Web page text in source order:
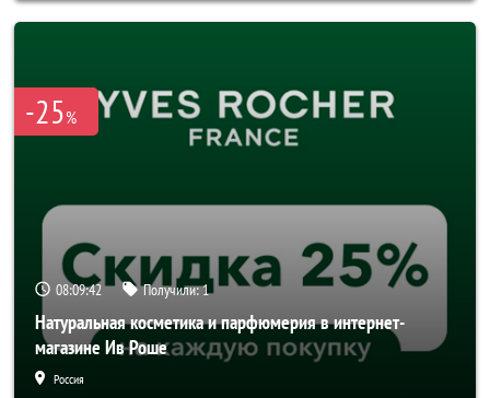
-25%
08:09:41 Получили:1
Натуральная косметика и парфюмерия в интернет-
магазине Ив Роше
Россия